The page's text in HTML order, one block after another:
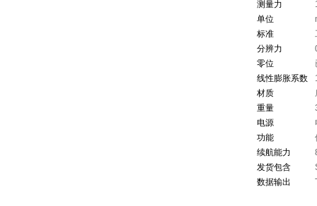
测量力
单位
标准
分辨力
零位
线性膨胀系数
材质
重量
电源
功能
续航能力
发货包含
数据输出